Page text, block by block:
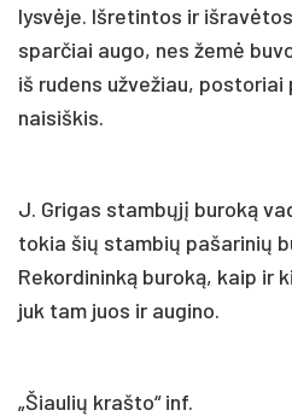
lysvėje. Išretintos ir
sparčiai augo, nes žemė
iš rudens užvežiau, postoriai
naisiškis.
J. Grigas stambųjį buroką
tokia šių stambių pašarinių
Rekordininką buroką, kaip ir
juk tam juos ir augino.
„Šiaulių krašto“ inf.